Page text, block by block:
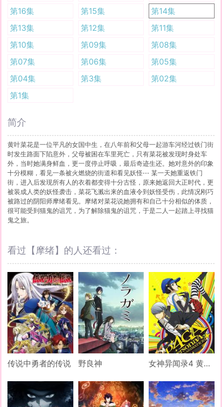
第16集
第15集
第14集
第13集
第12集
第11集
第10集
第09集
第08集
第07集
第06集
第05集
第04集
第3集
第02集
第1集
简介
黄叶菜花是一位平凡的女国中生，在八年前和父母一起游车河经过铁门街
时发生路面下陷意外，父母被困在车里死亡，只有菜花被发现时身处车
外，当时她满身鲜血，更一度停止呼吸，最后奇迹生还。她对意外的印象
十分模糊，看见一条被火燃烧的街道和看见妖怪⋯ 某一天她重返铁门
街，进入后发现所有人的衣着都变得十分古怪，原来她返回大正时代，更
被装成人类的妖怪袭击，菜花飞溅出来的血液令到妖怪受伤，此情况刚巧
被路过的阴阳师摩绪看见。摩绪对菜花说她拥有和自己十分相似的体质，
很可能受到猫鬼的诅咒，为了解除猫鬼的诅咒，于是二人一起踏上寻找猫
鬼之旅。
看过【摩绪】的人还看过：
传说中勇者的传说 野良神 女神异闻录4 黄金版